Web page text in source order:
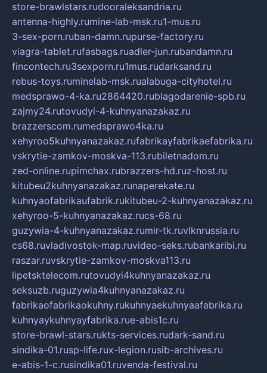
store-brawlstars.rudooraleksandria.ru
antenna-highly.rumine-lab-msk.ru1-mus.ru
3-sex-porn.ruban-damn.rupurse-factory.ru
viagra-tablet.rufasbags.ruadler-jun.rubandamn.ru
fincontech.ru3sexporn.ru1mus.rudarksand.ru
rebus-toys.ruminelab-msk.rualabuga-cityhotel.ru
medsprawo-4-ka.ru2864420.rublagodarenie-spb.ru
zajmy24.rutovudyi-4-kuhnyanazakaz.ru
brazzerscom.rumedsprawo4ka.ru
xehyroo5kuhnyanazakaz.rufabrikayfabrikaefabrika.ru
vskrytie-zamkov-moskva-113.rubiletnadom.ru
zed-online.rupimchax.rubrazzers-hd.ruz-host.ru
kitubeu2kuhnyanazakaz.runaperekate.ru
kuhnyaofabrikaufabrik.rukitubeu-2-kuhnyanazakaz.ru
xehyroo-5-kuhnyanazakaz.rucs-68.ru
guzywia-4-kuhnyanazakaz.rumir-tk.ruvlknrussia.ru
cs68.ruvladivostok-map.ruvideo-seks.rubankaribi.ru
raszar.ruvskrytie-zamkov-moskva113.ru
lipetsktelecom.rutovudyi4kuhnyanazakaz.ru
seksuzb.ruguzywia4kuhnyanazakaz.ru
fabrikaofabrikaokuhny.rukuhnyaekuhnyaafabrika.ru
kuhnyaykuhnyayfabrika.rue-abis1c.ru
store-brawl-stars.rukts-services.rudark-sand.ru
sindika-01.rusp-life.rux-legion.rusib-archives.ru
e-abis-1-c.rusindika01.ruvenda-festival.ru